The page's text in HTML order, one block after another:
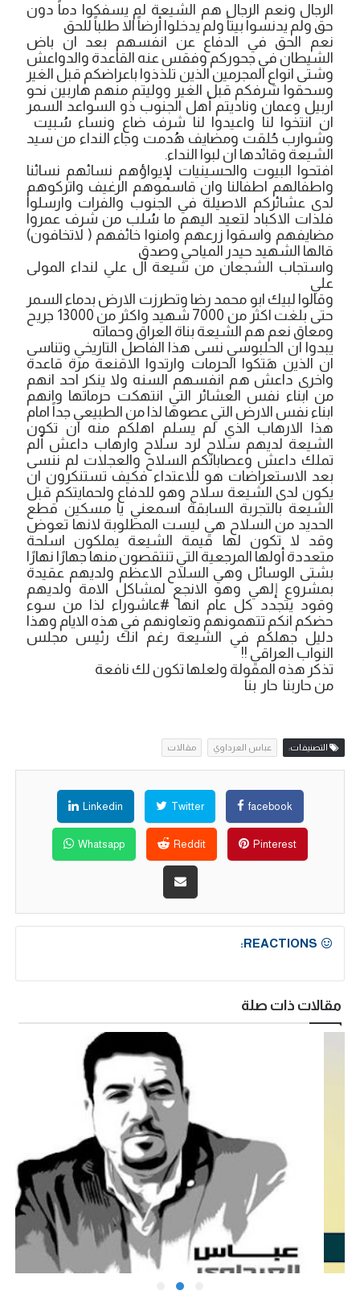
الرجال ونعم الرجال هم الشيعة لم يسفكوا دماً دون
حق ولم يدنسوا بيتاً ولم يدخلوا أرضاً الا طلباً للحق
نعم الحق في الدفاع عن انفسهم بعد ان باض
الشيطان في جحوركم وفقس عنه القاعدة والدواعش
وشتى انواع المجرمين الذين تلذذوا باعراضكم قبل الغير
وسحقوا شرفكم قبل الغير ووليتم منهم هاربين نحو
اربيل وعمان وناديتم أهل الجنوب ذو السواعد السمر
ان انتخوا لنا واعيدوا لنا شرف ضاع ونساء سُبيت
وشوارب حُلقت ومضايف هُدمت وجاء النداء من سيد
الشيعة وقائدها ان لبوا النداء.
افتحوا البيوت والحسينيات لإيواؤهم نسائهم نسائنا
واطفالهم اطفالنا وان قاسموهم الرغيف واتركوهم
لدى عشائركم الاصيلة في الجنوب والفرات وارسلوا
فلذات الاكباد لتعيد اليهم ما سُلب من شرف عمروا
مضايفهم واسقوا زرعهم وامنوا خائفهم ( لاتخافون)
قالها الشهيد حيدر المياحي وصدق
واستجاب الشجعان من شيعة آل علي لنداء المولى
علي
وقالوا لبيك ابو محمد رضا وتطرزت الارض بدماء السمر
حتى بلغت اكثر من 7000 شهيد واكثر من 13000 جريح
ومعاق نعم هم الشيعة بناة العراق وحماته
يبدوا ان الحلبوسي نسى هذا الفاصل التاريخي وتناسى
ان الذين هَتكوا الحرمات وارتدوا الاقنعة مرة قاعدة
واخرى داعش هم انفسهم السنه ولا ينكر احد انهم
من ابناء نفس العشائر التي انتهكت حرماتها وانهم
ابناء نفس الارض التي عصوها لذا من الطبيعي جداً امام
هذا الارهاب الذي لم يسلم اهلكم منه ان تكون
الشيعة لديهم سلاح لرد سلاح وارهاب داعش ألم
تملك داعش وعصاباتكم السلاح والعجلات لم ننسى
بعد الاستعراضات هو للاعتداء فكيف تستنكرون ان
يكون لدى الشيعة سلاح وهو للدفاع ولحمايتكم قبل
الشيعة بالتجربة السابقة اسمعني يا مسكين قطع
الحديد من السلاح هي ليست المطلوبة لانها تعوض
وقد لا تكون لها قيمة الشيعة يملكون اسلحة
متعددة أولها المرجعية التي تنتقصون منها جهارًا نهارًا
بشتى الوسائل وهي السلاح الاعظم ولديهم عقيدة
بمشروع إلهي وهو الانجع لمشاكل الامة ولديهم
وقود يتجدد كل عام انها #عاشوراء لذا من سوء
حضكم انكم تتهمونهم وتعاونهم في هذه الايام وهذا
دليل جهلكم في الشيعة رغم انك رئيس مجلس
النواب العراقي !!
تذكر هذه المقولة ولعلها تكون لك نافعة
من حاربنا حار بنا
التصنيفات: عباس العرداوي مقالات
facebook
Twitter
Linkedin
Pinterest
Reddit
Whatsapp
REACTIONS:
مقالات ذات صلة